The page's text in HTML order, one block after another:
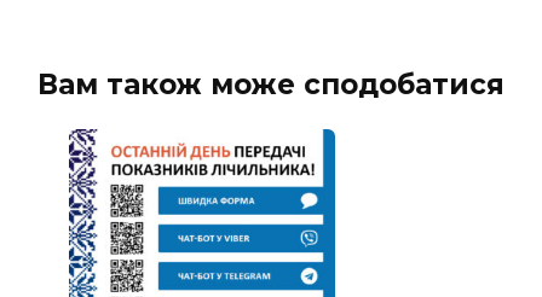
Вам також може сподобатися